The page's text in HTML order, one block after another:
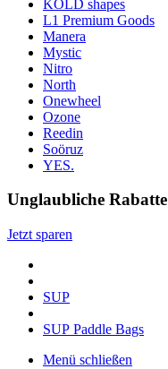
KOLD shapes
L1 Premium Goods
Manera
Mystic
Nitro
North
Onewheel
Ozone
Reedin
Soöruz
YES.
Unglaubliche Rabatte
Jetzt sparen
SUP
SUP Paddle Bags
Menü schließen